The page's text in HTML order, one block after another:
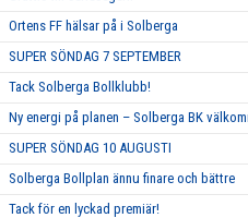
Ortens FF hälsar på i Solberga
SUPER SÖNDAG 7 SEPTEMBER
Tack Solberga Bollklubb!
Ny energi på planen – Solberga BK
SUPER SÖNDAG 10 AUGUSTI
Solberga Bollplan ännu finare och bättre
Tack för en lyckad premiär!